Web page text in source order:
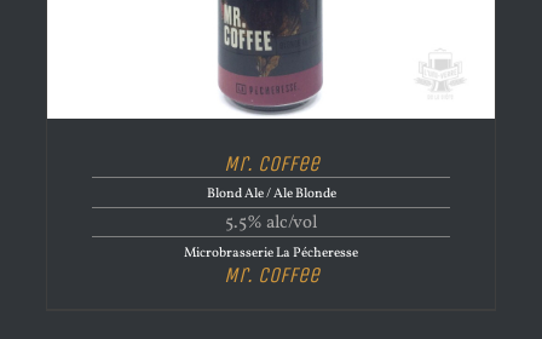
Mr. Coffee
Blond Ale / Ale Blonde
5.5% alc/vol
Microbrasserie La Pécheresse
Mr. Coffee